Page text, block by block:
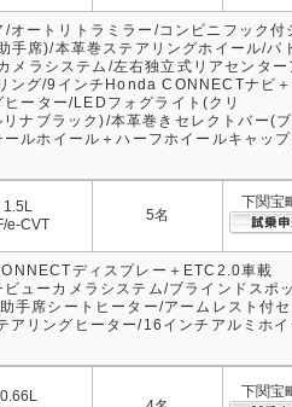
オートリトラミラー/コンビニフック付
手席)/本革巻ステアリングホイール/パ
メラシステム/左右独立式リアセンター
ング/9インチHonda CONNECTナビ＋
ーター/LEDフォグライト(クリ
ナブラック)/本革巻きセレクトバー(ブ
ルホイール＋ハーフホイールキャッ
1.5L
e-CVT
5名
下関宝
ディスプレー＋ETC2.0車載
ューカメラシステム/ブラインドスポ
手席シートヒーター/アームレスト付セ
アリングヒーター/16インチアルミホイ
0.66L
下関宝